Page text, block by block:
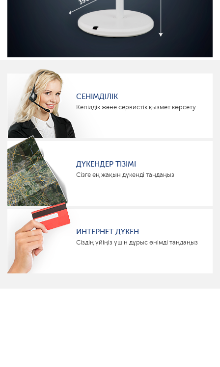
СЕНІМДІЛІК
Кепілдік және сервистік қызмет көрсету
ДҮКЕНДЕР ТІЗІМІ
Сізге ең жақын дүкенді таңдаңыз
ИНТЕРНЕТ ДҮКЕН
Сіздің үйіңіз үшін дұрыс өнімді таңдаңыз